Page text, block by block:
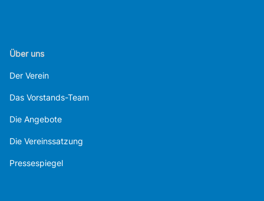
Über uns
Der Verein
Das Vorstands-Team
Die Angebote
Die Vereinssatzung
Pressespiegel